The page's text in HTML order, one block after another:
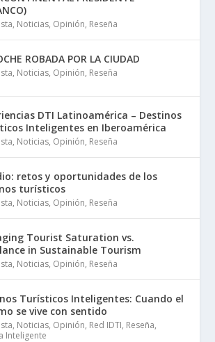
, Noticias, Opinión, Reseña
ROBADA POR LA CIUDAD
, Noticias, Opinión, Reseña
DTI Latinoamérica – Destinos
Inteligentes en Iberoamérica
, Noticias, Opinión, Reseña
retos y oportunidades de los
turísticos
, Noticias, Opinión, Reseña
Tourist Saturation vs.
in Sustainable Tourism
, Noticias, Opinión, Reseña
Turísticos Inteligentes: Cuando el
se vive con sentido
, Noticias, Opinión, Red IDTI, Reseña,
Inteligente